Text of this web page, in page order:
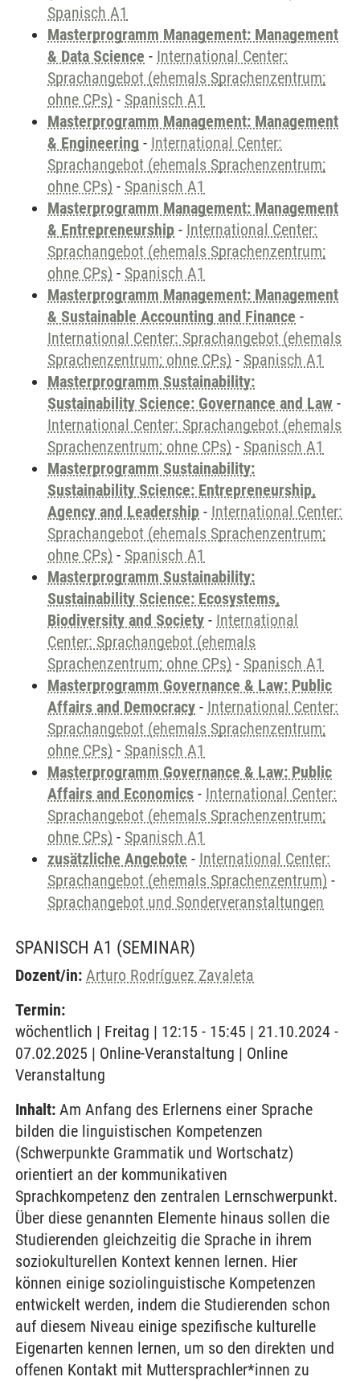
Spanisch A1
Masterprogramm Management: Management
& Data Science - International Center:
Sprachangebot (ehemals Sprachenzentrum;
ohne CPs) - Spanisch A1
Masterprogramm Management: Management
& Engineering - International Center:
Sprachangebot (ehemals Sprachenzentrum;
ohne CPs) - Spanisch A1
Masterprogramm Management: Management
& Entrepreneurship - International Center:
Sprachangebot (ehemals Sprachenzentrum;
ohne CPs) - Spanisch A1
Masterprogramm Management: Management
& Sustainable Accounting and Finance -
International Center: Sprachangebot (ehemals
Sprachenzentrum; ohne CPs) - Spanisch A1
Masterprogramm Sustainability:
Sustainability Science: Governance and Law -
International Center: Sprachangebot (ehemals
Sprachenzentrum; ohne CPs) - Spanisch A1
Masterprogramm Sustainability:
Sustainability Science: Entrepreneurship,
Agency and Leadership - International Center:
Sprachangebot (ehemals Sprachenzentrum;
ohne CPs) - Spanisch A1
Masterprogramm Sustainability:
Sustainability Science: Ecosystems,
Biodiversity and Society - International
Center: Sprachangebot (ehemals
Sprachenzentrum; ohne CPs) - Spanisch A1
Masterprogramm Governance & Law: Public
Affairs and Democracy - International Center:
Sprachangebot (ehemals Sprachenzentrum;
ohne CPs) - Spanisch A1
Masterprogramm Governance & Law: Public
Affairs and Economics - International Center:
Sprachangebot (ehemals Sprachenzentrum;
ohne CPs) - Spanisch A1
zusätzliche Angebote - International Center:
Sprachangebot (ehemals Sprachenzentrum) -
Sprachangebot und Sonderveranstaltungen
SPANISCH A1 (SEMINAR)
Dozent/in: Arturo Rodríguez Zavaleta
Termin:
wöchentlich | Freitag | 12:15 - 15:45 | 21.10.2024 -
07.02.2025 | Online-Veranstaltung | Online
Veranstaltung
Inhalt: Am Anfang des Erlernens einer Sprache
bilden die linguistischen Kompetenzen
(Schwerpunkte Grammatik und Wortschatz)
orientiert an der kommunikativen
Sprachkompetenz den zentralen Lernschwerpunkt.
Über diese genannten Elemente hinaus sollen die
Studierenden gleichzeitig die Sprache in ihrem
soziokulturellen Kontext kennen lernen. Hier
können einige soziolinguistische Kompetenzen
entwickelt werden, indem die Studierenden schon
auf diesem Niveau einige spezifische kulturelle
Eigenarten kennen lernen, um so den direkten und
offenen Kontakt mit Muttersprachler*innen zu